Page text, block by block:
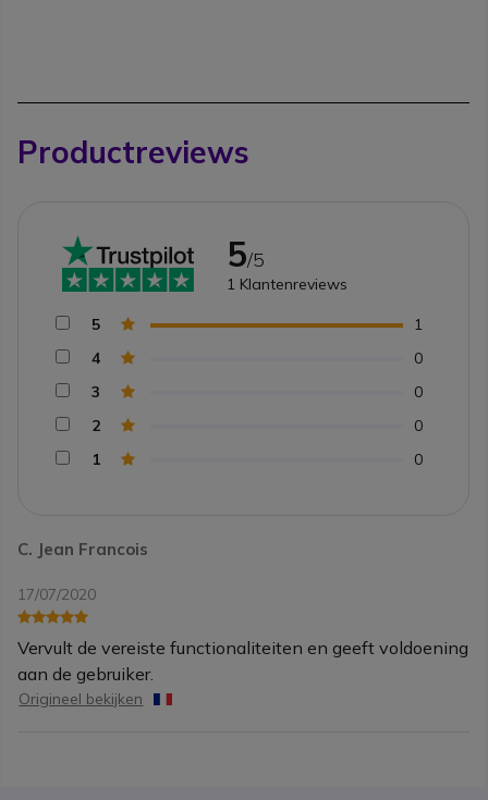
Productreviews
C. Jean Francois
17/07/2020
Vervult de vereiste functionaliteiten en geeft voldoening
aan de gebruiker.
Origineel bekijken
5/5
1 Klantenreviews
5
1
4
0
3
0
2
0
1
0